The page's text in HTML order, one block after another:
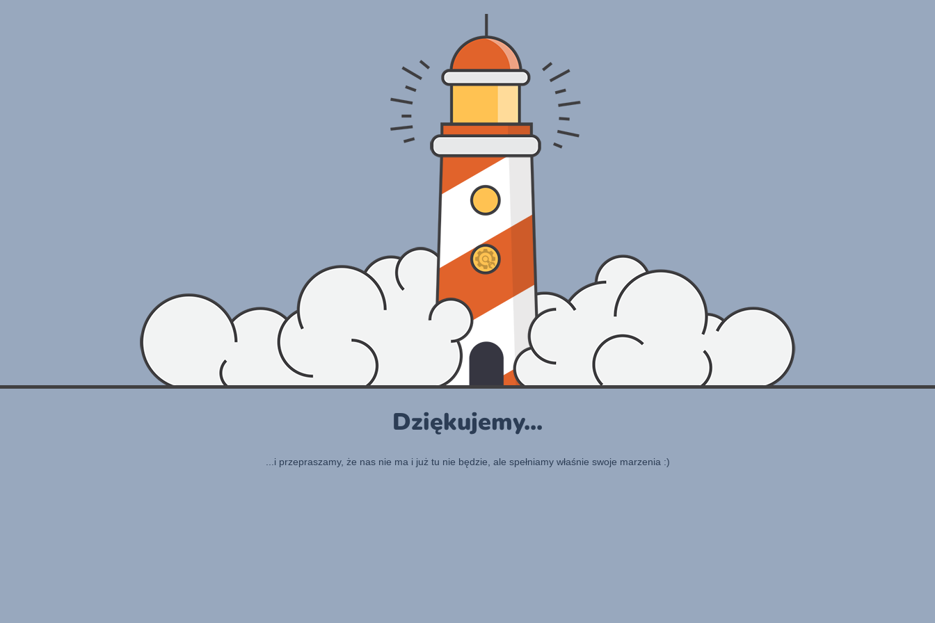
Dziękujemy...
...i przepraszamy, że nas nie ma i już tu nie będzie, ale spełniamy właśnie swoje marzenia :)